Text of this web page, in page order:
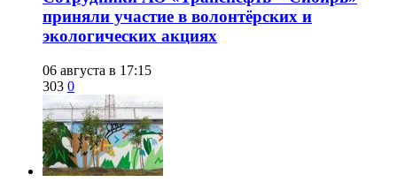
приняли участие в волонтёрских и
экологических акциях
06 августа в 17:15
303 0